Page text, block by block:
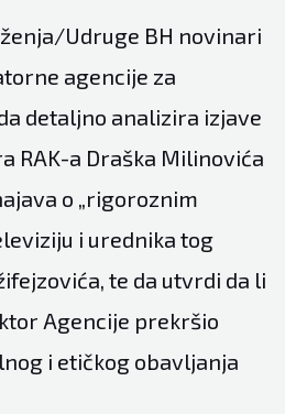
Udruge BH novinari
agencije za
detaljno analizira izjave
RAK-a Draška Milinovića
o „rigoroznim
i urednika tog
te da utvrdi da li
Agencije prekršio
i etičkog obavljanja